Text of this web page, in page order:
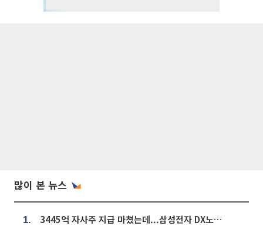
많이 본 뉴스
1. 3445억 자사주 지급 마쳤는데...삼성전자 DX노조, 뒤늦은 '떼쓰기 집회'